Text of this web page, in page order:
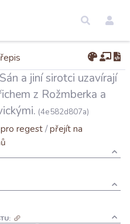
a jiní sirotci uzavírají
z Rožmberka a
(4e582d807a)
regest/přejít na